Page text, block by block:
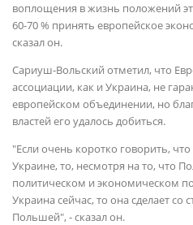
воплощения в жизнь положений
60-70 % принять европейское
сказал он.
Сариуш-Вольский отметил, что
ассоциации, как и Украина, не
европейском объединении, но
властей его удалось добиться.
"Если очень коротко говорить,
Украине, то, несмотря на то, что
политическом и экономическом
Украина сейчас, то она сделает со
Польшей", - сказал он.